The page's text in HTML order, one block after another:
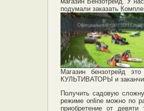
подумали заказать
Магазин бензотрейд
КУЛЬТИВАТОРЫ и
Получить садовую
режиме online можно по
приобретение от